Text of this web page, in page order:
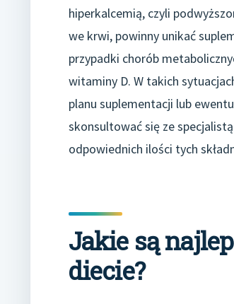
hiperkalcemią, czyli
we krwi, powinny unikać
przypadki chorób
witaminy D. W takich
planu suplementacji lub
skonsultować się ze
odpowiednich ilości tych
Jakie są
diecie?